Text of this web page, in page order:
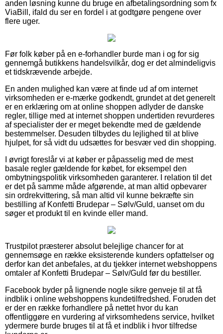
anden løsning kunne du bruge en afbetalingsordning som fx
ViaBill, ifald du ser en fordel i at godtgøre pengene over
flere uger.
Før folk køber på en e-forhandler burde man i og for sig
gennemgå butikkens handelsvilkår, dog er det almindeligvis
et tidskrævende arbejde.
En anden mulighed kan være at finde ud af om internet
virksomheden er e-mærke godkendt, grundet at det generelt
er en erklæring om at online shoppen adlyder de danske
regler, tillige med at internet shoppen undertiden revurderes
af specialister der er meget bekendte med de gældende
bestemmelser. Desuden tilbydes du lejlighed til at blive
hjulpet, for så vidt du udsættes for besvær ved din shopping.
I øvrigt foreslår vi at køber er påpasselig med de mest
basale regler gældende for købet, for eksempel den
ombytningspolitik virksomheden garanterer. I relation til det
er det på samme måde afgørende, at man altid opbevarer
sin ordrekvittering, så man altid vil kunne bekræfte sin
bestilling af Konfetti Brudepar – Sølv/Guld, uanset om du
søger et produkt til en kvinde eller mand.
Trustpilot præsterer absolut belejlige chancer for at
gennemsøge en række eksisterende kunders opfattelser og
derfor kan det anbefales, at du tjekker internet webshoppens
omtaler af Konfetti Brudepar – Sølv/Guld før du bestiller.
Facebook byder på lignende nogle sikre genveje til at få
indblik i online webshoppens kundetilfredshed. Foruden det
er der en række forhandlere på nettet hvor du kan
offentliggøre en vurdering af virksomhedens service, hvilket
ydermere burde bruges til at få et indblik i hvor tilfredse